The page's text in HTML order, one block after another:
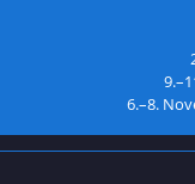
6.–8.